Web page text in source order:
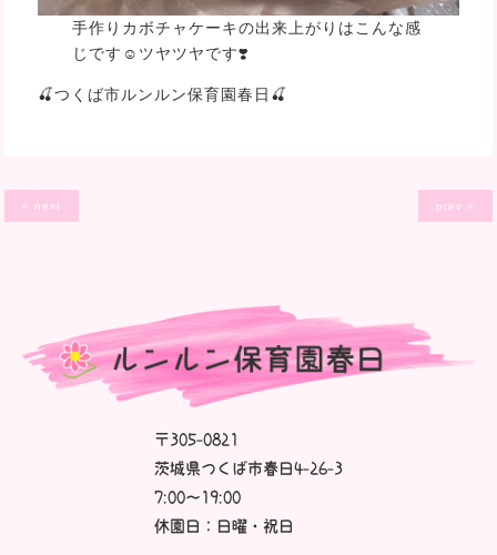
手作りカボチャケーキの出来上がりはこんな感
じです☺ツヤツヤです❣️
🍒つくば市ルンルン保育園春日🍒
« next prev »
〒305-0821
茨城県つくば市春日4-26-3
7:00～19:00
休園日：日曜・祝日